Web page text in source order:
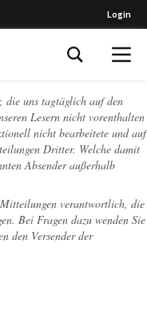
Login
uns tagtäglich auf den
Lesern nicht vorenthalten
nicht bearbeitete und auf
Dritter. Welche damit
Absender außerhalb
verantwortlich, die
Bei Fragen dazu wenden Sie
den Versender der